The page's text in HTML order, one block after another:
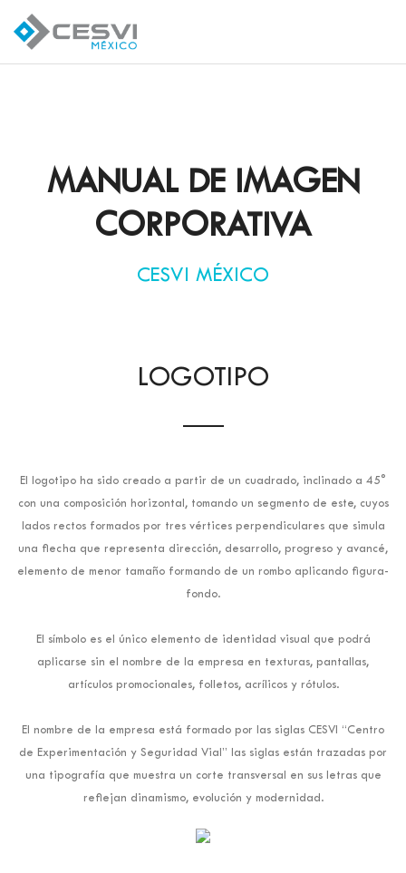
MANUAL DE IMAGEN
CORPORATIVA
CESVI MÉXICO
LOGOTIPO
El logotipo ha sido creado a partir de un cuadrado, inclinado a 45°
con una composición horizontal, tomando un segmento de este, cuyos
lados rectos formados por tres vértices perpendiculares que simula
una flecha que representa dirección, desarrollo, progreso y avancé,
elemento de menor tamaño formando de un rombo aplicando figura-
fondo. ​
El símbolo es el único elemento de identidad visual que podrá
aplicarse sin el nombre de la empresa en texturas, pantallas,
artículos promocionales, folletos, acrílicos y rótulos. ​
El nombre de la empresa está formado por las siglas CESVI “Centro
de Experimentación y Seguridad Vial” las siglas están trazadas por
una tipografía que muestra un corte transversal en sus letras que
reflejan dinamismo, evolución y modernidad.